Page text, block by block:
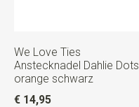
We Love Ties
Anstecknadel Dahlie Dots
orange schwarz
€ 14,95